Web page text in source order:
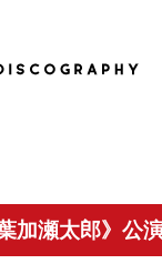
葉加瀬太郎》公